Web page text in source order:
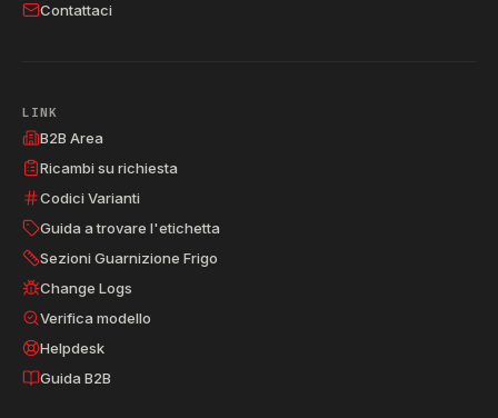
Contattaci
LINK
B2B Area
Ricambi su richiesta
Codici Varianti
Guida a trovare l'etichetta
Sezioni Guarnizione Frigo
Change Logs
Verifica modello
Helpdesk
Guida B2B